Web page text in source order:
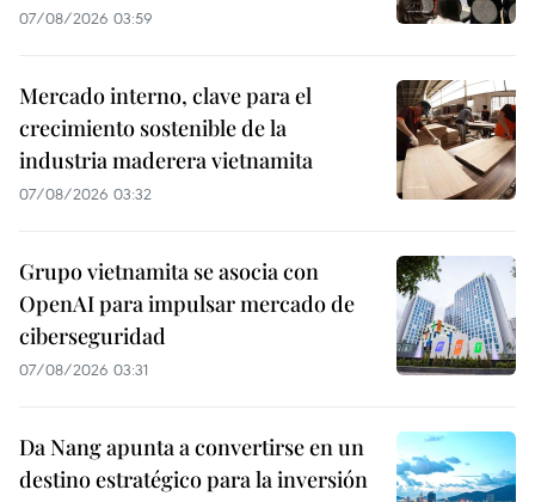
07/08/2026 03:59
Mercado interno, clave para el
crecimiento sostenible de la
industria maderera vietnamita
07/08/2026 03:32
Grupo vietnamita se asocia con
OpenAI para impulsar mercado de
ciberseguridad
07/08/2026 03:31
Da Nang apunta a convertirse en un
destino estratégico para la inversión